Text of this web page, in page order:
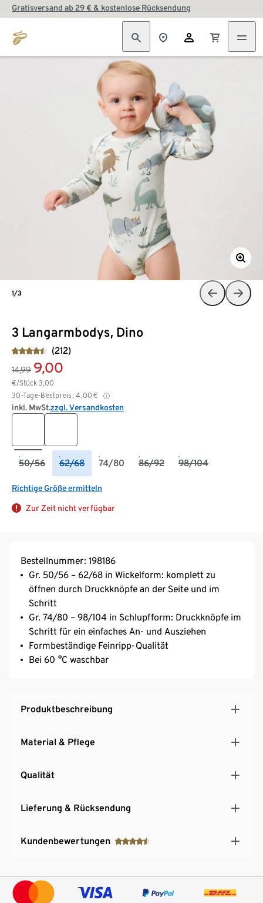
Gratisversand ab 29 € & kostenlose Rücksendung
3 Langarmbodys, Dino
(212)
14,99 9,00
€/Stück 3,00
30-Tage-Bestpreis: 4,00 €
inkl. MwSt.zzgl. Versandkosten
50/56 62/68 74/80 86/92 98/104
Richtige Größe ermitteln
Zur Zeit nicht verfügbar
1/3
Bestellnummer: 198186
Gr. 50/56 – 62/68 in Wickelform: komplett zu
öffnen durch Druckknöpfe an der Seite und im
Schritt
Gr. 74/80 – 98/104 in Schlupfform: Druckknöpfe im
Schritt für ein einfaches An- und Ausziehen
Formbeständige Feinripp-Qualität
Bei 60 °C waschbar
Produktbeschreibung
Material & Pflege
Qualität
Lieferung & Rücksendung
Kundenbewertungen